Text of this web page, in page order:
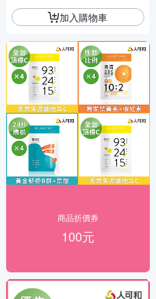
加入購物車
商品折價券
100元